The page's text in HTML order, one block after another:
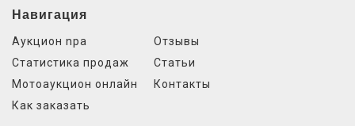
Навигация
Аукцион npa
Статистика продаж
Мотоаукцион онлайн
Как заказать
Отзывы
Статьи
Контакты